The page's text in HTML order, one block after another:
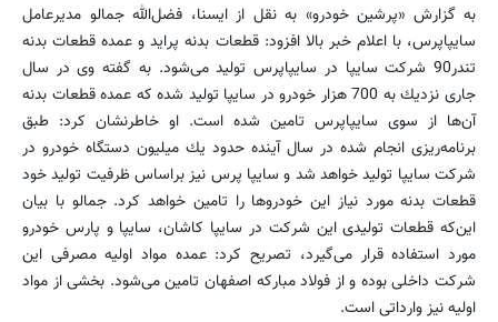
به گزارش «پرشین خودرو» به نقل از ایسنا، فضل‌الله جمالو مدیرعامل
سایپاپرس، با اعلام خبر بالا افزود: قطعات بدنه پراید و عمده قطعات بدنه
تندر90 شركت سایپا در سایپاپرس تولید می‌شود. به گفته وی در سال
جاری نزدیك به 700 هزار خودرو در سایپا تولید شده كه عمده قطعات بدنه
آن‌ها از سوی سایپاپرس تامین شده است. او خاطرنشان كرد: طبق
برنامه‌ریزی انجام شده در سال آینده حدود یك میلیون دستگاه خودرو در
شركت سایپا تولید خواهد شد و سایپا پرس نیز براساس ظرفیت تولید خود
قطعات بدنه مورد نیاز این خودروها را تامین خواهد كرد. جمالو با بیان
این‌كه قطعات تولیدی این شركت در سایپا كاشان، سایپا و پارس خودرو
مورد استفاده قرار می‌گیرد، تصریح كرد: عمده مواد اولیه مصرفی این
شركت داخلی بوده و از فولاد مباركه اصفهان تامین می‌شود. بخشی از مواد
اولیه نیز وارداتی است.